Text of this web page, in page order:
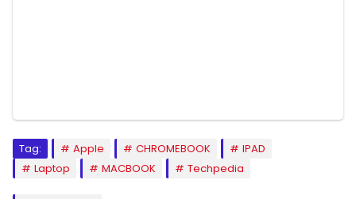
Tag: Apple CHROMEBOOK
IPAD
Laptop
MACBOOK Techpedia